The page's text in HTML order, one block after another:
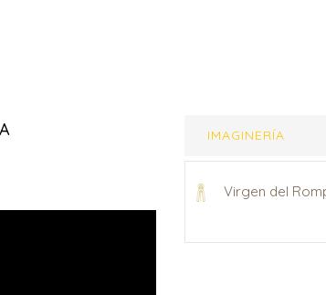
IMAGINERÍA
Virgen del